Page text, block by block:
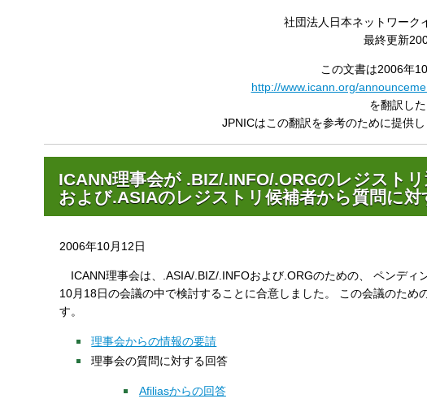
社団法人日本ネットワーク
最終更新
この文書は2006年
http://www.icann.org/
を翻訳した
JPNICはこの翻訳を参考のために提供
ICANN理事会が .BIZ/.INFO/.ORGのレジストリ
および.ASIAのレジストリ候補者から質問に対
2006年10月12日
ICANN理事会は、.ASIA/.BIZ/.INFOおよび.ORGのための、 ペンデ
10月18日の会議の中で検討することに合意しました。 この会議のため
す。
理事会からの情報の要請
理事会の質問に対する回答
Afiliasからの回答